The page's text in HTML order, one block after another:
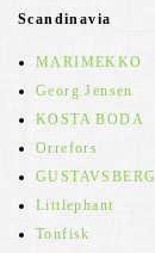
Scandinavia
MARIMEKKO
Georg Jensen
KOSTA BODA
Orrefors
GUSTAVSBERG
Littlephant
Tonfisk